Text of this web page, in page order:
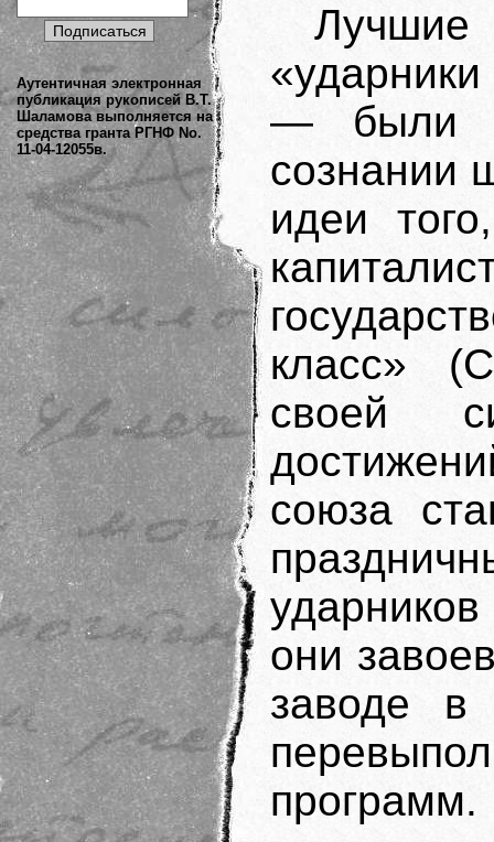
Аутентичная электронная
публикация рукописей В.Т.
Шаламова выполняется на
средства гранта РГНФ No.
11-04-12055в.
— были и
сознании
идеи
класс»
своей
союза
они
заводе в
программ.